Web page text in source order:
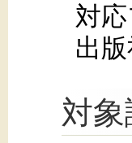
対
出
対